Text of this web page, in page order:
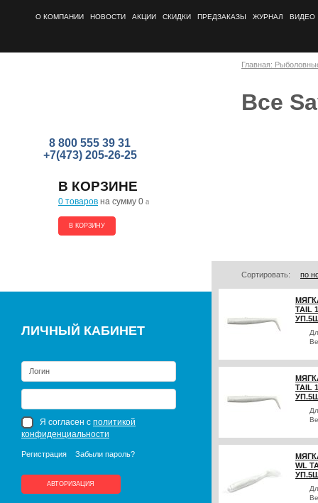
О КОМПАНИИ НОВОСТИ АКЦИИ СКИДКИ ПРЕДЗАКАЗЫ ЖУРНАЛ ВИДЕО
8 800 555 39 31
+7(473) 205-26-25
В КОРЗИНЕ
0 товаров на сумму 0 a
В КОРЗИНУ
ЛИЧНЫЙ КАБИНЕТ
Я согласен с политикой
конфиденциальности
Регистрация Забыли пароль?
АВТОРИЗАЦИЯ
Главная:
Все
Сортировать: по
TAIL
TAIL
WL